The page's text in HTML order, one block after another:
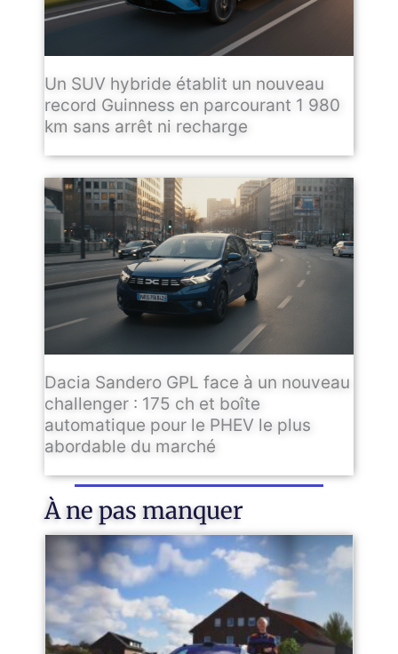
Un SUV hybride établit un nouveau
record Guinness en parcourant 1 980
km sans arrêt ni recharge
Dacia Sandero GPL face à un nouveau
challenger : 175 ch et boîte
automatique pour le PHEV le plus
abordable du marché
À ne pas manquer